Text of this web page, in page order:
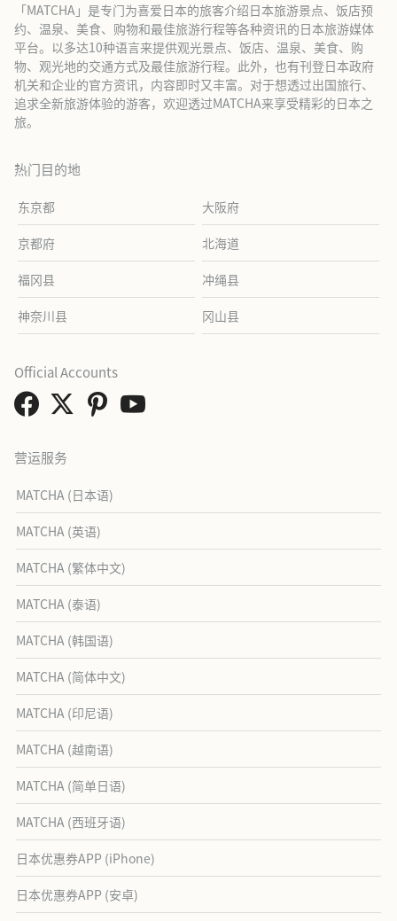
「MATCHA」是专门为喜爱日本的旅客介绍日本旅游景点、饭店预
约、温泉、美食、购物和最佳旅游行程等各种资讯的日本旅游媒体
平台。以多达10种语言来提供观光景点、饭店、温泉、美食、购
物、观光地的交通方式及最佳旅游行程。此外，也有刊登日本政府
机关和企业的官方资讯，内容即时又丰富。对于想透过出国旅行、
追求全新旅游体验的游客，欢迎透过MATCHA来享受精彩的日本之
旅。
热门目的地
东京都 大阪府
京都府 北海道
福冈县 冲绳县
神奈川县 冈山县
营运服务
MATCHA (日本语)
MATCHA (英语)
MATCHA (繁体中文)
MATCHA (泰语)
MATCHA (韩国语)
MATCHA (简体中文)
MATCHA (印尼语)
MATCHA (越南语)
MATCHA (简单日语)
MATCHA (西班牙语)
日本优惠券APP (iPhone)
日本优惠券APP (安卓)
Official Accounts